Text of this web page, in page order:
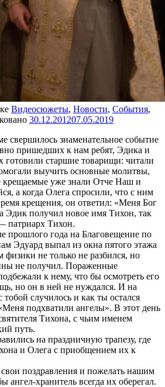
Видеосюжеты, Новости, События,
30.12.201207.05.2019
свершилось знаменательное событие
пришедших к нам ребят, Эдика и
старшие товарищи: читали
выучить основные молитвы,
крещаемые уже знали Отче Наш и
а когда Олега спросили, что с ним
крещения, он ответил: «Меня Бог
Эдик получил новое имя Тихон, так
патриарх Тихон.
прошлого года на Благовещение по
Эдуард выпал из окна пятого этажа
физики не только не разбился, но
не получил. Пораженные
к нему, что бы осмотреть его
но он в ней не нуждался. И на
случилось и как ты остался
подхватили ангелы». В этот день
Тихона, с чьим именем
путь.
на праздничную трапезу, где
и Олега с приобщением их к
поздравления и пожелать нашим
ангел-хранитель всегда их оберегал.